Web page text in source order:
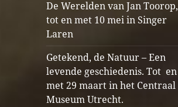
De Werelden van Jan Toorop,
tot en met 10 mei in Singer
Laren
Getekend, de Natuur – Een
levende geschiedenis. Tot en
met 29 maart in het Centraal
Museum Utrecht.